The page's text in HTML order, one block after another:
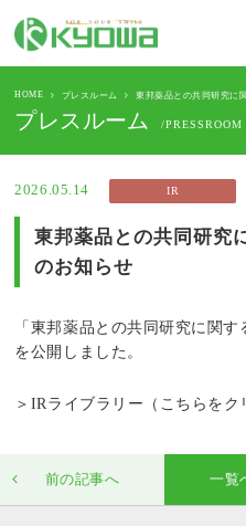
HOME プレスルーム 東邦薬品との共同研究に
プレスルーム /PRESSROOM
2026.05.14 IR
東邦薬品との共同研究
のお知らせ
「東邦薬品との共同研究に関
を公開しました。
＞IRライブラリー（こちらをク
前の記事へ 一覧